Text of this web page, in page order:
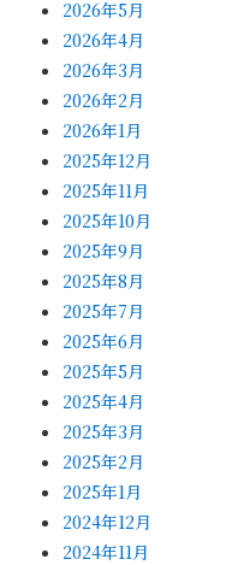
2026年5月
2026年4月
2026年3月
2026年2月
2026年1月
2025年12月
2025年11月
2025年10月
2025年9月
2025年8月
2025年7月
2025年6月
2025年5月
2025年4月
2025年3月
2025年2月
2025年1月
2024年12月
2024年11月